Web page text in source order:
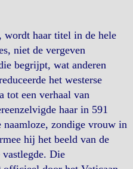
wordt haar titel in de hele
niet de vergeven
begrijpt, wat anderen
het westerse
tot een verhaal van
haar in 591
naamloze, zondige vrouw in
hij het beeld van de
vastlegde. Die